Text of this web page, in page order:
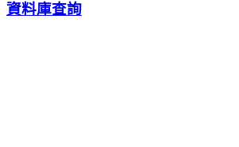
資料庫查詢